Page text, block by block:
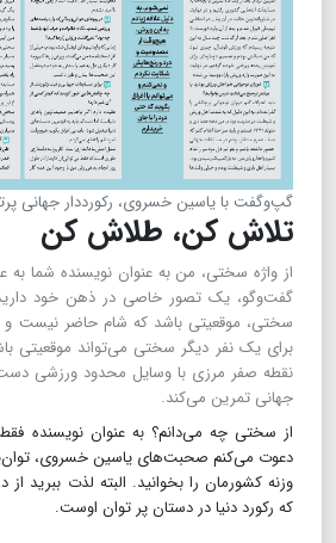
گپ‌و‌گفت با یاسین خسروی، رکورددار جهانی
تلاش کن، طلاش کن
از واژه سختی، من به عنوان نویسنده شما
گفت‌وگو، یک تصور خاصی در ذهن خود
سختی، موقعیتی باشد که شام حاضر نیست
برای یک نفر دیگر سختی می‌تواند موقعیتی
نقطه صفر مرزی با وسایل محدود ورزشی
جهانی تمرین می‌کند.
از سختی چه می‌دانم؟ به عنوان نویسنده
دعوت می‌کنم صحبت‌های یاسین خسروی،
وزنه کشورمان را بخوانید. البته لذت ببرید
که رکورد دنیا در دستان پر توان اوست.